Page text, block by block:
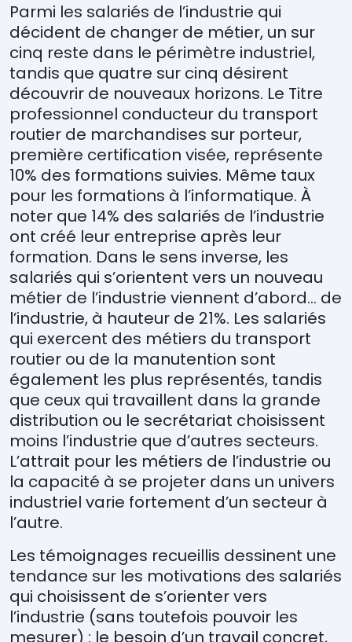
Parmi les salariés de l’industrie qui
décident de changer de métier, un sur
cinq reste dans le périmètre industriel,
tandis que quatre sur cinq désirent
découvrir de nouveaux horizons. Le Titre
professionnel conducteur du transport
routier de marchandises sur porteur,
première certification visée, représente
10% des formations suivies. Même taux
pour les formations à l’informatique. À
noter que 14% des salariés de l’industrie
ont créé leur entreprise après leur
formation. Dans le sens inverse, les
salariés qui s’orientent vers un nouveau
métier de l’industrie viennent d’abord… de
l’industrie, à hauteur de 21%. Les salariés
qui exercent des métiers du transport
routier ou de la manutention sont
également les plus représentés, tandis
que ceux qui travaillent dans la grande
distribution ou le secrétariat choisissent
moins l’industrie que d’autres secteurs.
L’attrait pour les métiers de l’industrie ou
la capacité à se projeter dans un univers
industriel varie fortement d’un secteur à
l’autre.
Les témoignages recueillis dessinent une
tendance sur les motivations des salariés
qui choisissent de s’orienter vers
l’industrie (sans toutefois pouvoir les
mesurer) : le besoin d’un travail concret,